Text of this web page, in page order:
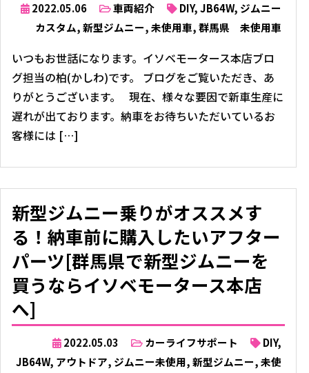
2022.05.06 車両紹介 DIY,JB64W, ジムニー
カスタム,新型ジムニー,未使用車,群馬県 未使用車
いつもお世話になります。イソベモータース本店ブロ
グ担当の柏(かしわ)です。 ブログをご覧いただき、あ
りがとうございます。 現在、様々な要因で新車生産に
遅れが出ております。納車をお待ちいただいているお
客様には […]
新型ジムニー乗りがオススメす
る！納車前に購入したいアフター
パーツ[群馬県で新型ジムニーを
買うならイソベモータース本店
へ]
2022.05.03 カーライフサポート DIY,
JB64W, アウトドア, ジムニー未使用,新型ジムニー,未使